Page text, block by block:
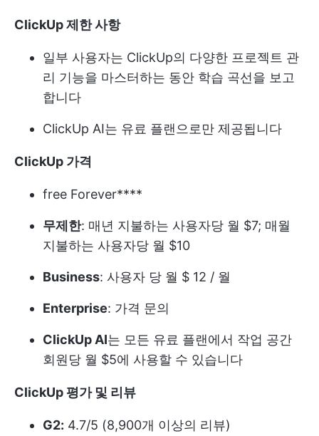
ClickUp 제한 사항
일부 사용자는 ClickUp의 다양한 프로젝트 관
리 기능을 마스터하는 동안 학습 곡선을 보고
합니다
ClickUp AI는 유료 플랜으로만 제공됩니다
ClickUp 가격
free Forever****
무제한: 매년 지불하는 사용자당 월 $7; 매월
지불하는 사용자당 월 $10
Business: 사용자 당 월 $ 12 / 월
Enterprise: 가격 문의
ClickUp AI는 모든 유료 플랜에서 작업 공간
회원당 월 $5에 사용할 수 있습니다
ClickUp 평가 및 리뷰
G2: 4.7/5 (8,900개 이상의 리뷰)